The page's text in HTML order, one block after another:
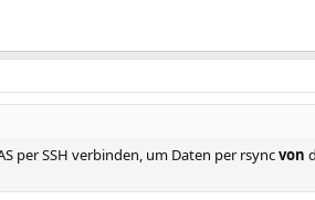
per SSH verbinden, um Daten per rsyncvon